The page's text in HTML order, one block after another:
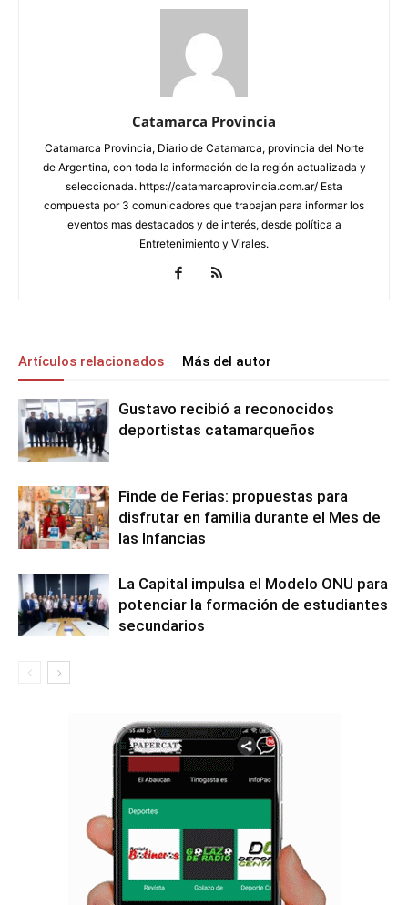
Catamarca Provincia
Catamarca Provincia, Diario de Catamarca, provincia del Norte
de Argentina, con toda la información de la región actualizada y
seleccionada. https://catamarcaprovincia.com.ar/ Esta
compuesta por 3 comunicadores que trabajan para informar los
eventos mas destacados y de interés, desde política a
Entretenimiento y Virales.
Artículos relacionados Más del autor
Gustavo recibió a reconocidos
deportistas catamarqueños
Finde de Ferias: propuestas para
disfrutar en familia durante el Mes de
las Infancias
La Capital impulsa el Modelo ONU para
potenciar la formación de estudiantes
secundarios